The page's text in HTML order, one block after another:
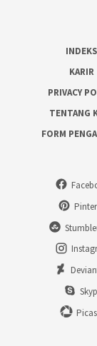
INDEKS
KARIR
PRIVACY
TENTANG
FORM